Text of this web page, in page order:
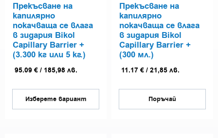
Прекъсване на
капилярно
покачваща се влага
в зидария Bikol
Capillary Barrier +
(3.300 кг или 5 кг.)
95.09 € / 185,98 лв.
Изберете вариант
Прекъсване на
капилярно
покачваща се влага
в зидария Bikol
Capillary Barrier +
(300 мл.)
11.17 € / 21,85 лв.
Поръчай